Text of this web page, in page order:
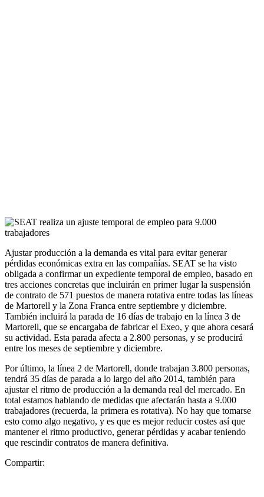
Ajustar producción a la demanda es vital para evitar generar
pérdidas económicas extra en las compañías. SEAT se ha visto
obligada a confirmar un expediente temporal de empleo, basado en
tres acciones concretas que incluirán en primer lugar la suspensión
de contrato de 571 puestos de manera rotativa entre todas las líneas
de Martorell y la Zona Franca entre septiembre y diciembre.
También incluirá la parada de 16 días de trabajo en la línea 3 de
Martorell, que se encargaba de fabricar el Exeo, y que ahora cesará
su actividad. Esta parada afecta a 2.800 personas, y se producirá
entre los meses de septiembre y diciembre.
Por último, la línea 2 de Martorell, donde trabajan 3.800 personas,
tendrá 35 días de parada a lo largo del año 2014, también para
ajustar el ritmo de producción a la demanda real del mercado. En
total estamos hablando de medidas que afectarán hasta a 9.000
trabajadores (recuerda, la primera es rotativa). No hay que tomarse
esto como algo negativo, y es que es mejor reducir costes así que
mantener el ritmo productivo, generar pérdidas y acabar teniendo
que rescindir contratos de manera definitiva.
Compartir: